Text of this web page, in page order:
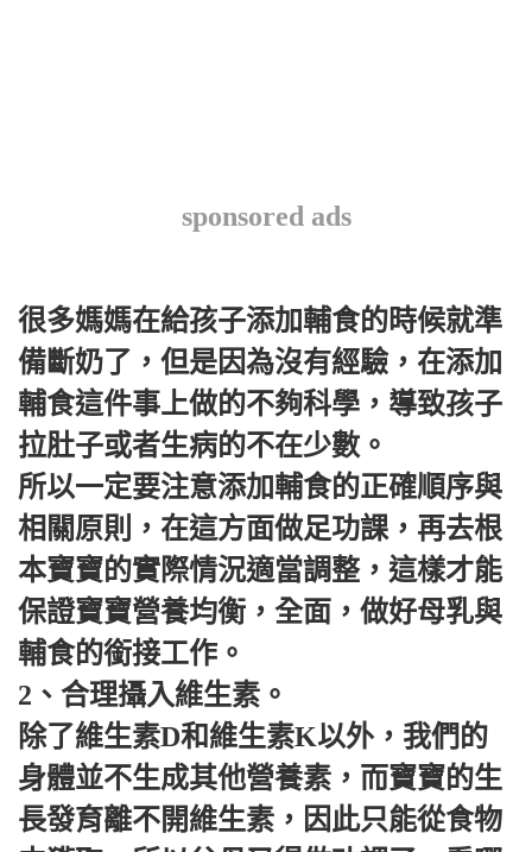
sponsored ads
很多媽媽在給孩子添加輔食的時候就準
備斷奶了，但是因為沒有經驗，在添加
輔食這件事上做的不夠科學，導致孩子
拉肚子或者生病的不在少數。
所以一定要注意添加輔食的正確順序與
相關原則，在這方面做足功課，再去根
本寶寶的實際情況適當調整，這樣才能
保證寶寶營養均衡，全面，做好母乳與
輔食的銜接工作。
2、合理攝入維生素。
除了維生素D和維生素K以外，我們的
身體並不生成其他營養素，而寶寶的生
長發育離不開維生素，因此只能從食物